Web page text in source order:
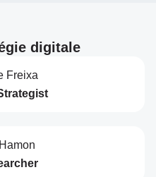
digitale
Freixa